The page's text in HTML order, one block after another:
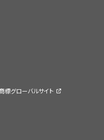
標グローバルサイト